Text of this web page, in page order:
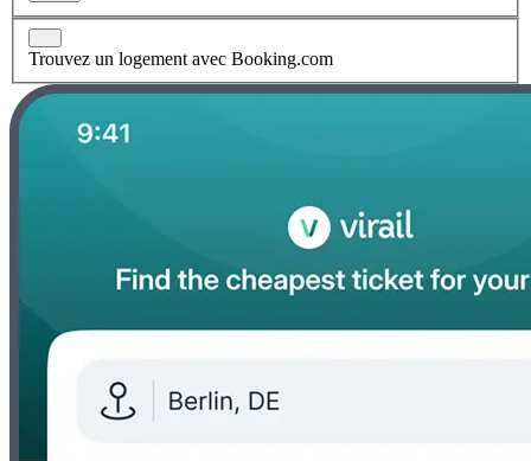
Trouvez un logement avec Booking.com